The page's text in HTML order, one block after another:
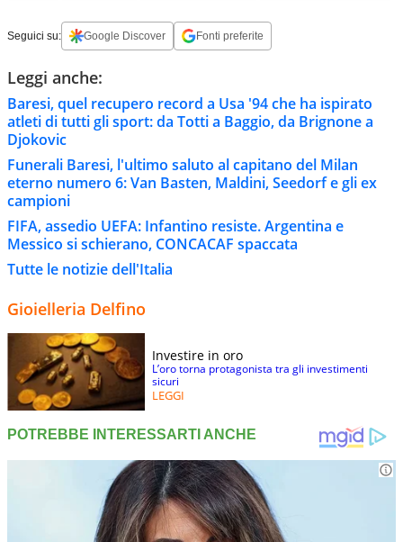
Seguici su: Google Discover Fonti preferite
Leggi anche:
Baresi, quel recupero record a Usa '94 che ha ispirato
atleti di tutti gli sport: da Totti a Baggio, da Brignone a
Djokovic
Funerali Baresi, l'ultimo saluto al capitano del Milan
eterno numero 6: Van Basten, Maldini, Seedorf e gli ex
campioni
FIFA, assedio UEFA: Infantino resiste. Argentina e
Messico si schierano, CONCACAF spaccata
Tutte le notizie dell'Italia
Gioielleria Delfino
Investire in oro
L’oro torna protagonista tra gli investimenti
sicuri
LEGGI